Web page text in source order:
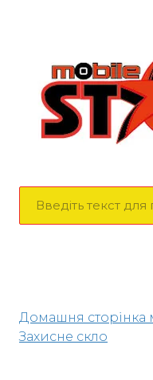
Домашня сторінка
Захисне скло